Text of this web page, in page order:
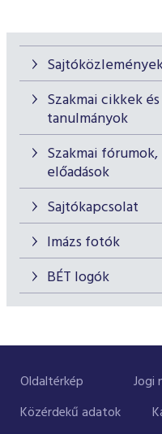
Szakmai cikkek és
tanulmányok
Szakmai fórumok,
előadások
Sajtókapcsolat
Imázs fotók
BÉT logók
Oldaltérkép Jogi
Közérdekű adatok